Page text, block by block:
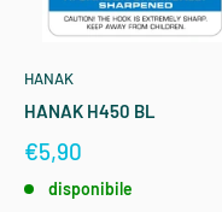
HANAK
HANAK H450 BL
€5,90
disponibile